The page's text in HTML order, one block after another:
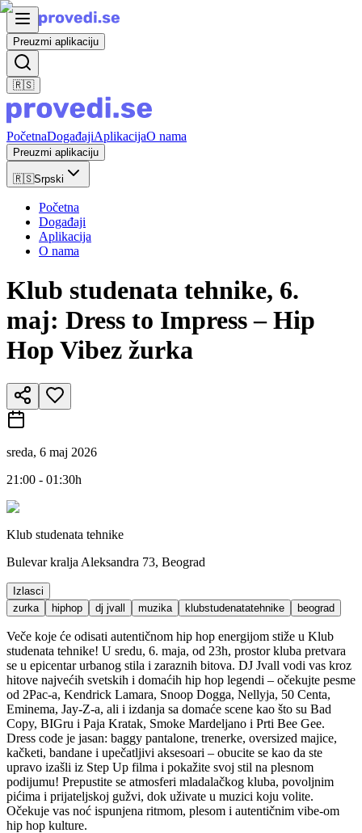
Preuzmi aplikaciju
🇷🇸
PočetnaDogađajiAplikacijaO nama
Preuzmi aplikaciju
🇷🇸Srpski
Početna
Događaji
Aplikacija
O nama
Klub studenata tehnike, 6.
maj: Dress to Impress – Hip
Hop Vibez žurka
sreda, 6 maj 2026
21:00 - 01:30h
Klub studenata tehnike
Bulevar kralja Aleksandra 73, Beograd
Izlasci
zurka
hiphop dj jvall muzika klubstudenatatehnike beograd
Veče koje će odisati autentičnom hip hop energijom stiže u Klub
studenata tehnike! U sredu, 6. maja, od 23h, prostor kluba pretvara
se u epicentar urbanog stila i zaraznih bitova. DJ Jvall vodi vas kroz
hitove najvećih svetskih i domaćih hip hop legendi – očekujte pesme
od 2Pac-a, Kendrick Lamara, Snoop Dogga, Nellyja, 50 Centa,
Eminema, Jay-Z-a, ali i izdanja sa domaće scene kao što su Bad
Copy, BIGru i Paja Kratak, Smoke Mardeljano i Prti Bee Gee.
Dress code je jasan: baggy pantalone, trenerke, oversized majice,
kačketi, bandane i upečatljivi aksesoari – obucite se kao da ste
upravo izašli iz Step Up filma i pokažite svoj stil na plesnom
podijumu! Prepustite se atmosferi mladalačkog kluba, povoljnim
pićima i prijateljskoj gužvi, dok uživate u muzici koju volite.
Očekuje vas noć ispunjena ritmom, plesom i autentičnim vibe-om
hip hop kulture.